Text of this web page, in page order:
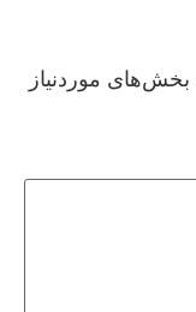
بخش‌های موردنیاز